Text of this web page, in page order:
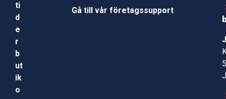
ti
d
e
r
b
ut
ik
o
Gå till vår företagssupport